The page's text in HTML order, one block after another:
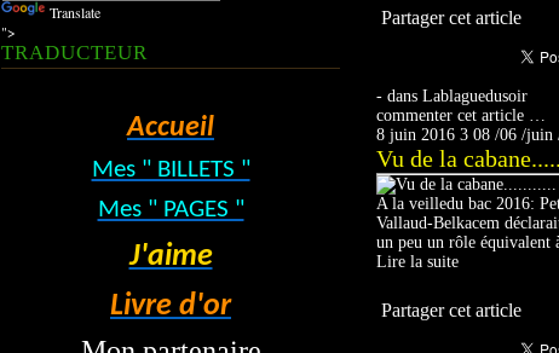
Translate
">
TRADUCTEUR
Accueil
Mes " BILLETS "
Mes " PAGES "
J'aime
Livre d'or
Partager cet article
- dans Lablaguedusoir
commenter cet article …
8 juin 2016 3 08 /06 /juin
Vu de la
A la veilledu bac 2016:
Vallaud-Belkacem
un peu un rôle équivalent
Lire la suite
Partager cet article